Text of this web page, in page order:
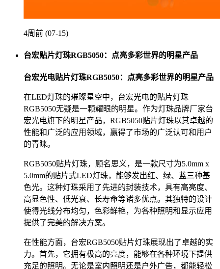
4周前 (07-15)
台宏贴片灯珠RGB5050：点亮多彩世界的明星产品
台宏光电贴片灯珠RGB5050：点亮多彩世界的明星产品
在LED灯珠的璀璨星空中，台宏光电的贴片灯珠
RGB5050无疑是一颗耀眼的明星。作为灯珠品牌厂家台
宏光电旗下的明星产品，RGB5050贴片灯珠以其卓越的
性能和广泛的应用领域，赢得了市场的广泛认可和用户
的青睐。
RGB5050贴片灯珠，顾名思义，是一款尺寸为5.0mm x
5.0mm的贴片式LED灯珠，能够发出红、绿、蓝三种基
色光。这种灯珠采用了先进的封装技术，具有高亮度、
高显色性、低光衰、长寿命等诸多优点。其独特的设计
使得光线分布均匀，色彩鲜艳，为各种照明和显示应用
提供了完美的解决方案。
在性能方面，台宏RGB5050贴片灯珠展现出了卓越的实
力。首先，它拥有极高的亮度，能够在各种环境下提供
充足的照明。无论是室内照明还是户外广告，都能轻松